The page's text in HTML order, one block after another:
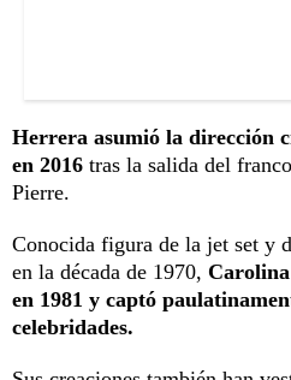
Herrera asumió la dirección
en 2016 tras la salida del
Pierre.
Conocida figura de la jet set y
en la década de 1970,
en 1981 y captó
celebridades.